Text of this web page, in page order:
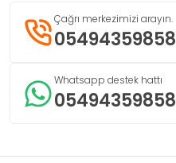
Çağrı merkezimizi arayın.
05494359858
Whatsapp destek hattı
05494359858